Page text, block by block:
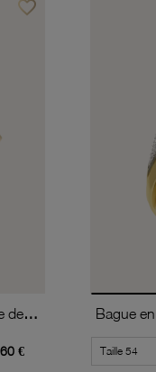
favorite_borderAjouter à vos favoris
Boucles d'oreilles en or jaune, oxyde de zirconium (moyen modèle).
€